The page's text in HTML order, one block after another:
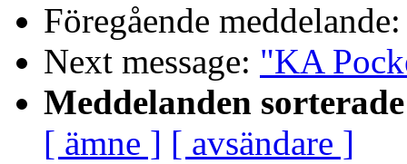
Föregående
Next message: "KA
Meddelanden
[ ämne ] [ avsändare ]